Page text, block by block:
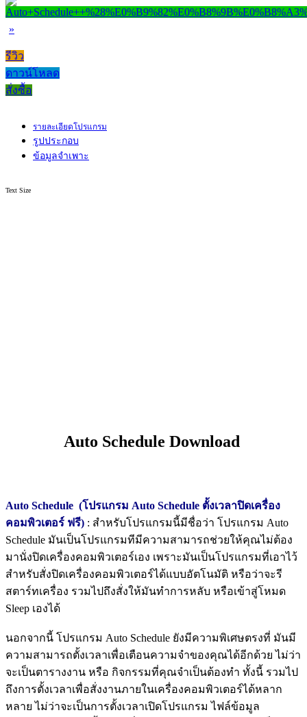
»
รีวิว
ดาวน์โหลด
สั่งซื้อ
รายละเอียดโปรแกรม
รูปประกอบ
ข้อมูลจำเพาะ
Text Size
Auto Schedule Download
Auto Schedule (โปรแกรม Auto Schedule ตั้งเวลาปิดเครื่อง
คอมพิวเตอร์ ฟรี) : สำหรับโปรแกรมนี้มีชื่อว่า โปรแกรม Auto
Schedule มันเป็นโปรแกรมทีมีความสามารถช่วยให้คุณไม่ต้อง
มานั่งปิดเครื่องคอมพิวเตอร์เอง เพราะมันเป็นโปรแกรมที่เอาไว้
สำหรับสั่งปิดเครื่องคอมพิวเตอร์ได้แบบอัตโนมัติ หรือว่าจะรี
สตาร์ทเครื่อง รวมไปถึงสั่งให้มันทำการหลับ หรือเข้าสู่โหมด
Sleep เองได้
นอกจากนี้ โปรแกรม Auto Schedule ยังมีความพิเศษตรงที่ มันมี
ความสามารถตั้งเวลาเพื่อเตือนความจำของคุณได้อีกด้วย ไม่ว่า
จะเป็นตารางงาน หรือ กิจกรรมที่คุณจำเป็นต้องทำ ทั้งนี้ รวมไป
ถึงการตั้งเวลาเพื่อสั่งงานภายในเครื่องคอมพิวเตอร์ได้หลาก
หลาย ไม่ว่าจะเป็นการตั้งเวลาเปิดโปรแกรม ไฟล์ข้อมูล